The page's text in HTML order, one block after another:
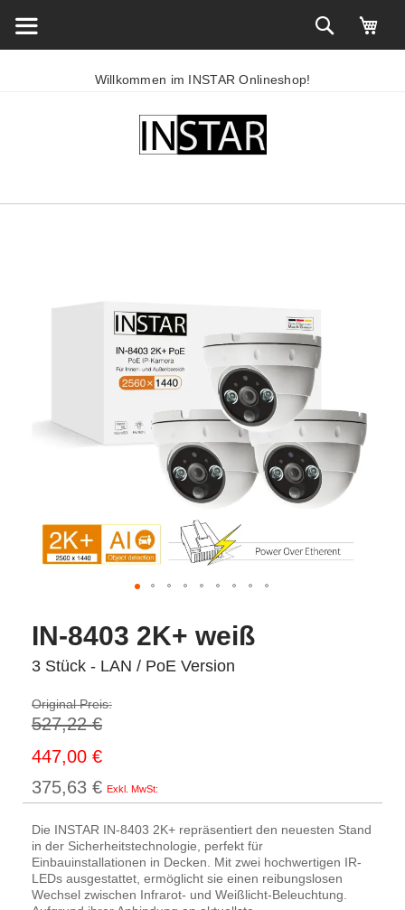
Willkommen im INSTAR Onlineshop!
IN-8403 2K+ weiß
3 Stück - LAN / PoE Version
Original Preis:
527,22 €
Sonderpreis
447,00 €
375,63 €
Die INSTAR IN-8403 2K+ repräsentiert den neuesten Stand
in der Sicherheitstechnologie, perfekt für
Einbauinstallationen in Decken. Mit zwei hochwertigen IR-
LEDs ausgestattet, ermöglicht sie einen reibungslosen
Wechsel zwischen Infrarot- und Weißlicht-Beleuchtung.